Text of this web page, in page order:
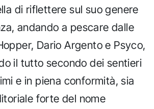
di riflettere sul suo genere
andando a pescare dalle
Dario Argento e Psyco,
il tutto secondo dei sentieri
e in piena conformità, sia
forte del nome